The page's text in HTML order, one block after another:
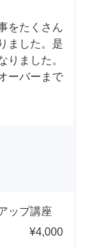
をたくさん
ました。是
りました。
ーバーまで
ップ講座
¥4,000